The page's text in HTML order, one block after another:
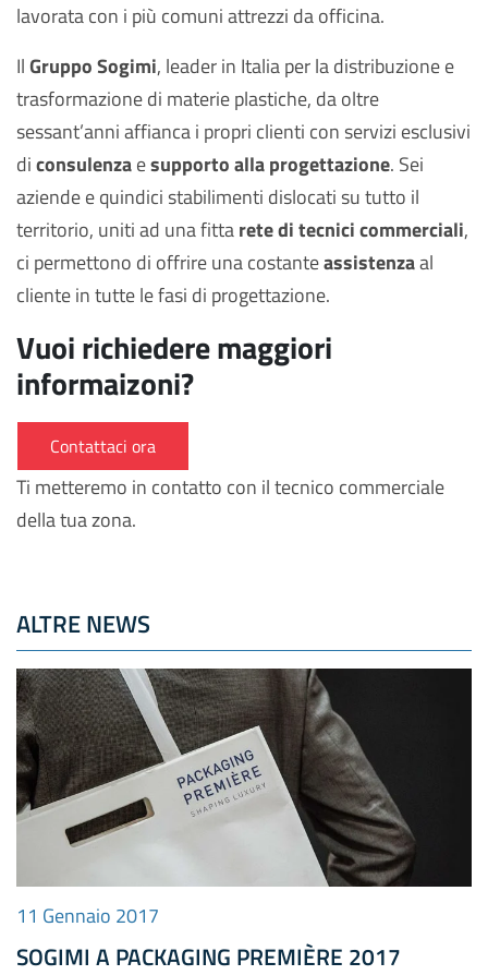
lavorata con i più comuni attrezzi da officina.
IlGruppo Sogimi, leader in Italia per la distribuzione e
trasformazione di materie plastiche, da oltre
sessant’anni affianca i propri clienti con servizi esclusivi
diconsulenzaesupporto alla progettazione. Sei
aziende e quindici stabilimenti dislocati su tutto il
territorio, uniti ad una fittarete di tecnici commerciali,
ci permettono di offrire una costanteassistenzaal
cliente in tutte le fasi di progettazione.
Vuoi richiedere maggiori
informaizoni?
Contattaci ora
Ti metteremo in contatto con il tecnico commerciale
della tua zona.
ALTRE NEWS
11 Gennaio 2017
SOGIMI A PACKAGING PREMIÈRE 2017